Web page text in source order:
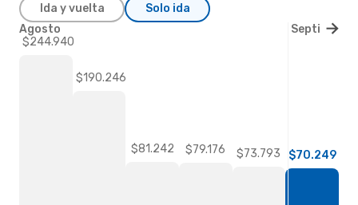
Ida y vuelta Solo ida
$244.940
$190.246
$81.242 $79.176 $73.793 $70.249
Agosto Septiembre